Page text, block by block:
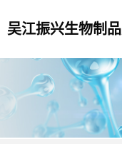
吴江振兴生物制